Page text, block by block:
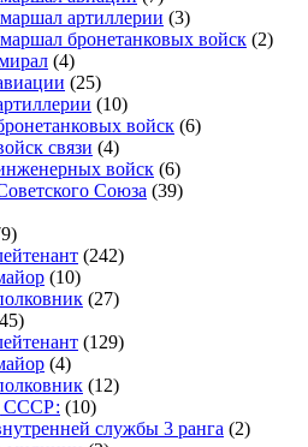
артиллерии (3)
бронетанковых войск (2)
(4)
(25)
(10)
войск (6)
связи (4)
войск (6)
Союза (39)
(242)
(10)
(27)
(129)
(4)
(12)
(10)
службы 3 ранга (2)